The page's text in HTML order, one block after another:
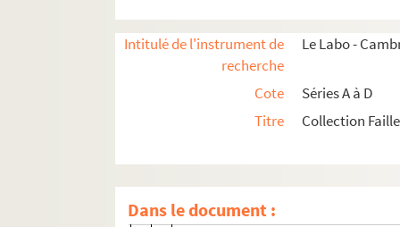
Intitulé de l'instrument de
recherche
Le Labo -
Cote
Séries A à D
Titre
Collection Faille
Dans le document :
B9/2 (1). Inventaire par René Faille
B9/2 (2 à 4). Copie de la lettre du 6
B9/2 (9). Lettre du 1er mars 1731
B9/2 (10). Lettre du 19 juillet 1731
B9/2 (11). Attestation de paiement